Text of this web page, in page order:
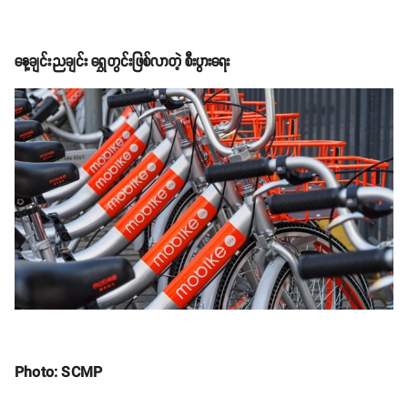
နေ့ချင်းညချင်း ရွှေတွင်းဖြစ်လာတဲ့ စီးပွားရေး
Photo: SCMP